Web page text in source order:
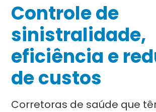
Controle de
sinistralidade,
eficiência e
de custos
Corretoras de saúde que